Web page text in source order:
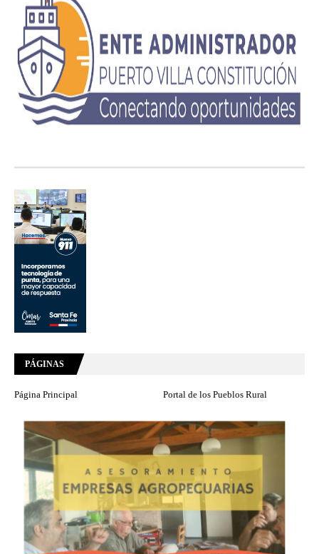
PÁGINAS
Página Principal Portal de los Pueblos Rural